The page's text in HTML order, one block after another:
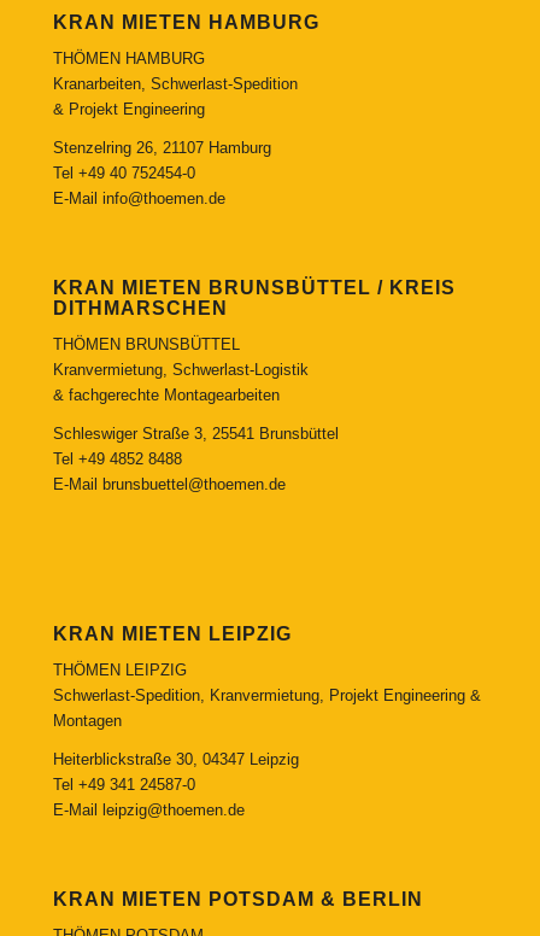
KRAN MIETEN HAMBURG
THÖMEN HAMBURG
Kranarbeiten, Schwerlast-Spedition
& Projekt Engineering
Stenzelring 26, 21107 Hamburg
Tel +49 40 752454-0
E-Mail info@thoemen.de
KRAN MIETEN BRUNSBÜTTEL / KREIS
DITHMARSCHEN
THÖMEN BRUNSBÜTTEL
Kranvermietung, Schwerlast-Logistik
& fachgerechte Montagearbeiten
Schleswiger Straße 3, 25541 Brunsbüttel
Tel +49 4852 8488
E-Mail
brunsbuettel@thoemen.de
KRAN MIETEN LEIPZIG
THÖMEN LEIPZIG
Schwerlast-Spedition, Kranvermietung, Projekt Engineering &
Montagen
Heiterblickstraße 30, 04347 Leipzig
Tel +49 341 24587-0
E-Mail
leipzig@thoemen.de
KRAN MIETEN POTSDAM & BERLIN